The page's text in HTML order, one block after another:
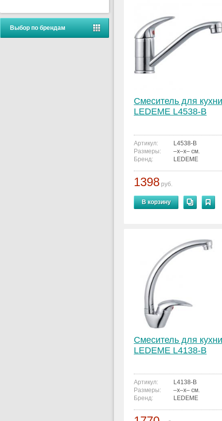
Выбор по брендам
Смеситель для кухни
LEDEME L4538-B
Артикул:
L4538-B
Размеры:
–x–x– см.
Бренд:
LEDEME
1398 руб.
В корзину
Смеситель для кухни
LEDEME L4138-B
Артикул:
L4138-B
Размеры:
–x–x– см.
Бренд:
LEDEME